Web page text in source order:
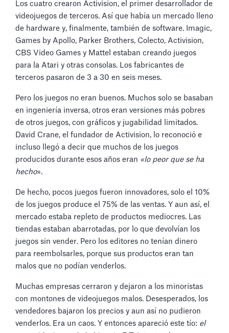
Los cuatro crearon Activision, el primer desarrollador de
videojuegos de terceros. Así que había un mercado lleno
de hardware y, finalmente, también de software. Imagic,
Games by Apollo, Parker Brothers, Colecto, Activision,
CBS Video Games y Mattel estaban creando juegos
para la Atari y otras consolas. Los fabricantes de
terceros pasaron de 3 a 30 en seis meses.
Pero los juegos no eran buenos. Muchos solo se basaban
en ingeniería inversa, otros eran versiones más pobres
de otros juegos, con gráficos y jugabilidad limitados.
David Crane, el fundador de Activision, lo reconoció e
incluso llegó a decir que muchos de los juegos
producidos durante esos años eran «lo peor que se ha
hecho».
De hecho, pocos juegos fueron innovadores, solo el 10%
de los juegos produce el 75% de las ventas. Y aun así, el
mercado estaba repleto de productos mediocres. Las
tiendas estaban abarrotadas, por lo que devolvían los
juegos sin vender. Pero los editores no tenían dinero
para reembolsarles, porque sus productos eran tan
malos que no podían venderlos.
Muchas empresas cerraron y dejaron a los minoristas
con montones de videojuegos malos. Desesperados, los
vendedores bajaron los precios y aun así no pudieron
venderlos. Era un caos. Y entonces apareció este tío: el